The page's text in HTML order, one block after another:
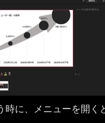
時に、メニューを開く